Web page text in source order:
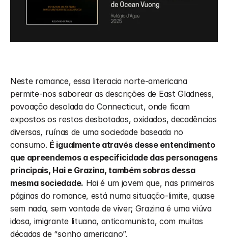
Neste romance, essa literacia norte-americana
permite-nos saborear as descrições de East Gladness,
povoação desolada do Connecticut, onde ficam
expostos os restos desbotados, oxidados, decadências
diversas, ruínas de uma sociedade baseada no
consumo. É igualmente através desse entendimento
que apreendemos a especificidade das personagens
principais, Hai e Grazina, também sobras dessa
mesma sociedade. Hai é um jovem que, nas primeiras
páginas do romance, está numa situação-limite, quase
sem nada, sem vontade de viver; Grazina é uma viúva
idosa, imigrante lituana, anticomunista, com muitas
décadas de “sonho americano”.